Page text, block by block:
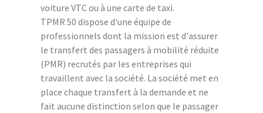
voiture VTC ou à une carte de taxi.
TPMR 50 dispose d'une équipe de
professionnels dont la mission est d'assurer
le transfert des passagers à mobilité réduite
(PMR) recrutés par les entreprises qui
travaillent avec la société. La société met en
place chaque transfert à la demande et ne
fait aucune distinction selon que le passager